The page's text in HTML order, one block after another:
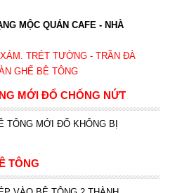
MỘC QUÁN CAFE - NHÀ
TRÉT TƯỜNG - TRẦN ĐÀ
GHẾ BÊ TÔNG
MỚI ĐỔ CHỐNG NỨT
TÔNG MỚI ĐỔ KHÔNG BỊ
TÔNG